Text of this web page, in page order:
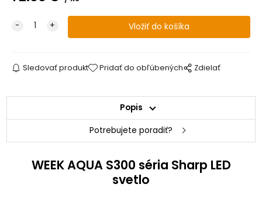
Sledovať produkt Pridať do obľúbených Zdielať
Popis
Potrebujete poradiť?
WEEK AQUA S300 séria Sharp LED
svetlo